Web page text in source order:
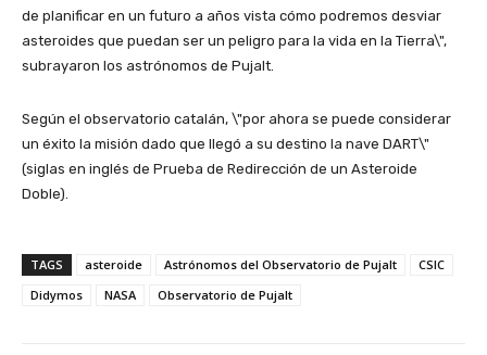
de planificar en un futuro a años vista cómo podremos desviar
asteroides que puedan ser un peligro para la vida en la Tierra\",
subrayaron los astrónomos de Pujalt.
Según el observatorio catalán, \"por ahora se puede considerar
un éxito la misión dado que llegó a su destino la nave DART\"
(siglas en inglés de Prueba de Redirección de un Asteroide
Doble).
TAGS asteroide Astrónomos del Observatorio de Pujalt
CSIC
Didymos
NASA Observatorio de Pujalt